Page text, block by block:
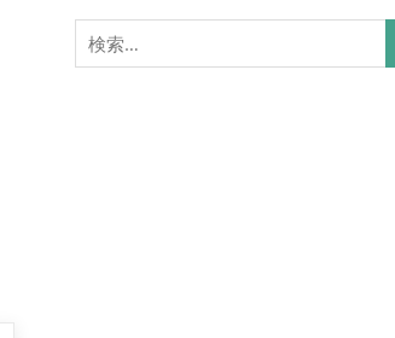
検
索: